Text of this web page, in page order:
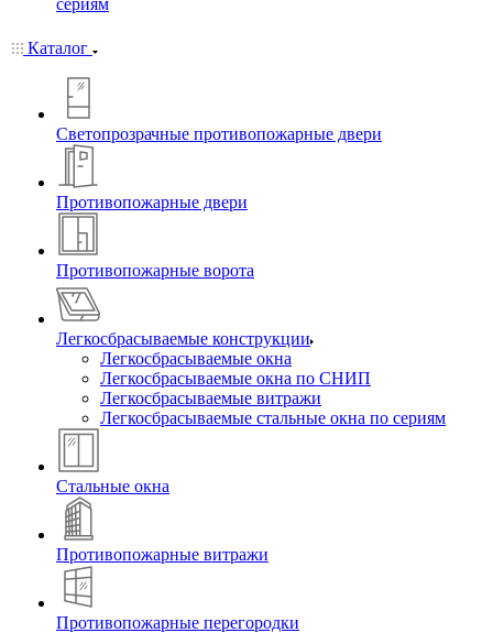
сериям
Каталог
Светопрозрачные противопожарные двери
Противопожарные двери
Противопожарные ворота
Легкосбрасываемые конструкции
Легкосбрасываемые окна
Легкосбрасываемые окна по СНИП
Легкосбрасываемые витражи
Легкосбрасываемые стальные окна по сериям
Стальные окна
Противопожарные витражи
Противопожарные перегородки